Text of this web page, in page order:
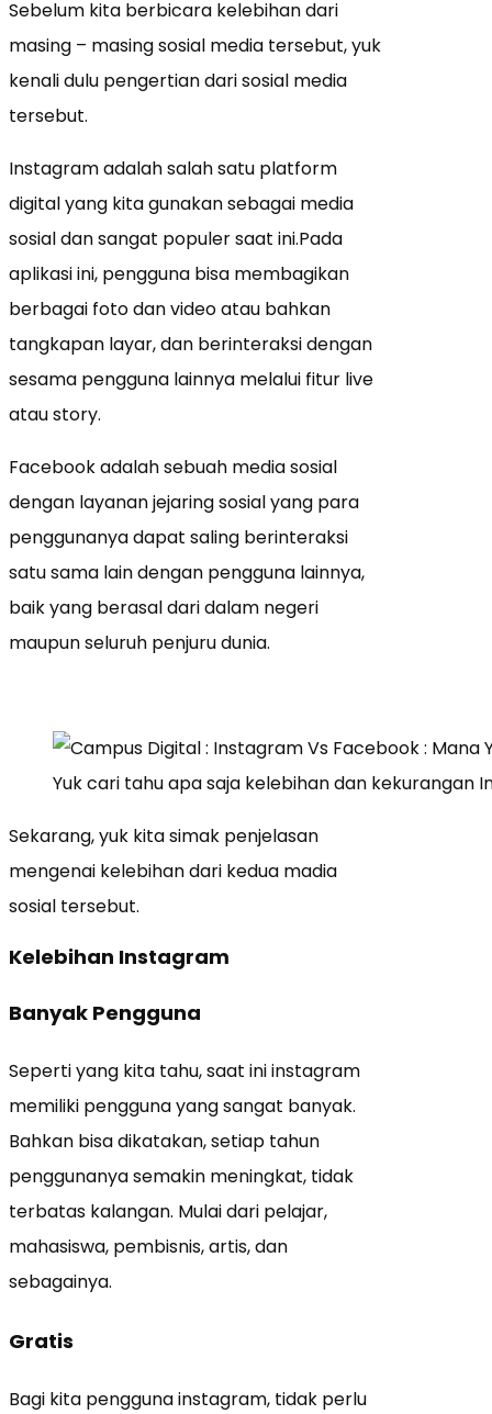
Sebelum kita berbicara kelebihan dari
masing – masing sosial media tersebut, yuk
kenali dulu pengertian dari sosial media
tersebut.
Instagram adalah salah satu platform
digital yang kita gunakan sebagai media
sosial dan sangat populer saat ini.Pada
aplikasi ini, pengguna bisa membagikan
berbagai foto dan video atau bahkan
tangkapan layar, dan berinteraksi dengan
sesama pengguna lainnya melalui fitur live
atau story.
Facebook adalah sebuah media sosial
dengan layanan jejaring sosial yang para
penggunanya dapat saling berinteraksi
satu sama lain dengan pengguna lainnya,
baik yang berasal dari dalam negeri
maupun seluruh penjuru dunia.
Yuk cari tahu apa saja kelebihan dan kekurangan
Sekarang, yuk kita simak penjelasan
mengenai kelebihan dari kedua madia
sosial tersebut.
Kelebihan Instagram
Banyak Pengguna
Seperti yang kita tahu, saat ini instagram
memiliki pengguna yang sangat banyak.
Bahkan bisa dikatakan, setiap tahun
penggunanya semakin meningkat, tidak
terbatas kalangan. Mulai dari pelajar,
mahasiswa, pembisnis, artis, dan
sebagainya.
Gratis
Bagi kita pengguna instagram, tidak perlu